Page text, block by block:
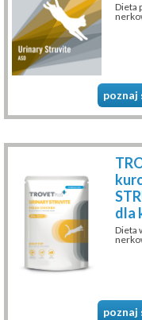
Dieta
poznaj
dla
Dieta
poznaj